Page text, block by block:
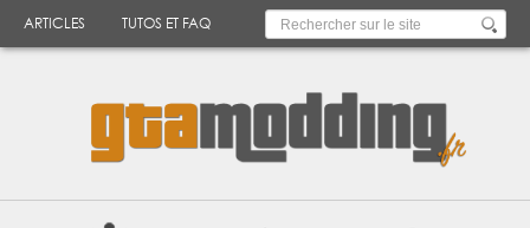
ARTICLES TUTOS ET FAQ